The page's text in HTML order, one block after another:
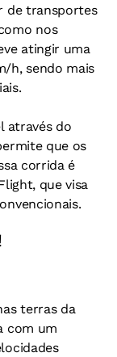
de transportes
nos
atingir uma
h, sendo mais
através do
que os
corrida é
que visa
terras da
com um